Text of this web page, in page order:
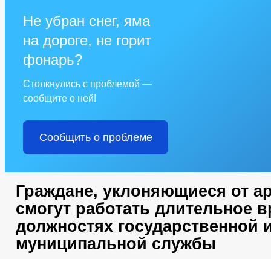
Не убран снег, яма
на дороге, не горит
фонарь?
Столкнулись с проблемой —
сообщите о ней!
Сообщить о проблеме
Граждане, уклоняющиеся от
смогут работать длительное
должностях государственной
муниципальной службы